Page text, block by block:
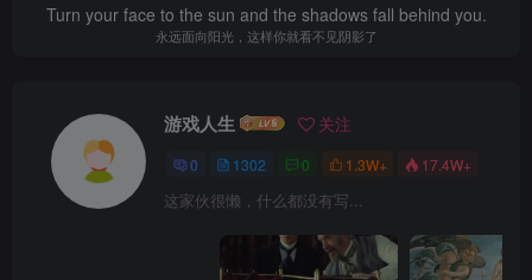
Turn your face to the sun and the shadows fall behind you.
永远面向阳光，这样你就看不见阴影了
游戏人生 关注
0 1302 0 1.3W+ 17.4W+
这家伙很懒，什么都没有写...